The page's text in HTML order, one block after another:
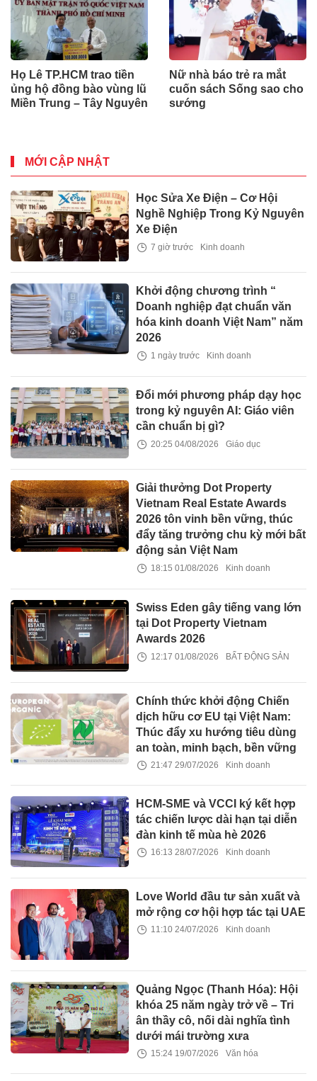
Họ Lê TP.HCM trao tiền
ủng hộ đồng bào vùng lũ
Miền Trung – Tây Nguyên
Nữ nhà báo trẻ ra mắt
cuốn sách Sống sao cho
sướng
MỚI CẬP NHẬT
Học Sửa Xe Điện – Cơ Hội
Nghề Nghiệp Trong Kỷ Nguyên
Xe Điện
7 giờ trước Kinh doanh
Khởi động chương trình “
Doanh nghiệp đạt chuẩn văn
hóa kinh doanh Việt Nam” năm
2026
1 ngày trước Kinh doanh
Đổi mới phương pháp dạy học
trong kỷ nguyên AI: Giáo viên
cần chuẩn bị gì?
20:25 04/08/2026 Giáo dục
Giải thưởng Dot Property
Vietnam Real Estate Awards
2026 tôn vinh bền vững, thúc
đẩy tăng trưởng chu kỳ mới bất
động sản Việt Nam
18:15 01/08/2026 Kinh doanh
Swiss Eden gây tiếng vang lớn
tại Dot Property Vietnam
Awards 2026
12:17 01/08/2026 BẤT ĐỘNG SẢN
Chính thức khởi động Chiến
dịch hữu cơ EU tại Việt Nam:
Thúc đẩy xu hướng tiêu dùng
an toàn, minh bạch, bền vững
21:47 29/07/2026 Kinh doanh
HCM-SME và VCCI ký kết hợp
tác chiến lược dài hạn tại diễn
đàn kinh tế mùa hè 2026
16:13 28/07/2026 Kinh doanh
Love World đầu tư sản xuất và
mở rộng cơ hội hợp tác tại UAE
11:10 24/07/2026 Kinh doanh
Quảng Ngọc (Thanh Hóa): Hội
khóa 25 năm ngày trở về – Tri
ân thầy cô, nối dài nghĩa tình
dưới mái trường xưa
15:24 19/07/2026 Văn hóa